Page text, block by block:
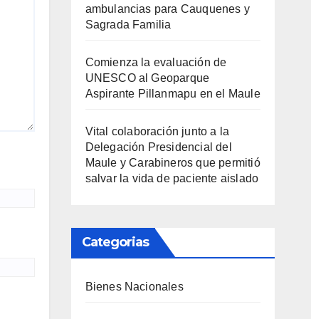
ambulancias para Cauquenes y
Sagrada Familia
Comienza la evaluación de
UNESCO al Geoparque
Aspirante Pillanmapu en el Maule
Vital colaboración junto a la
Delegación Presidencial del
Maule y Carabineros que permitió
salvar la vida de paciente aislado
Categorias
Bienes Nacionales